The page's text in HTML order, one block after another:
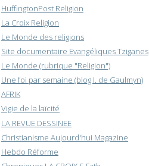
HuffingtonPost Religion
La Croix Religion
Le Monde des religions
Site documentaire Evangéliques Tziganes
Le Monde (rubrique "Religion")
Une foi par semaine (blog I. de Gaulmyn)
AFRIK
Vigie de la laïcité
LA REVUE DESSINEE
Christianisme Aujourd'hui Magazine
Hebdo Réforme